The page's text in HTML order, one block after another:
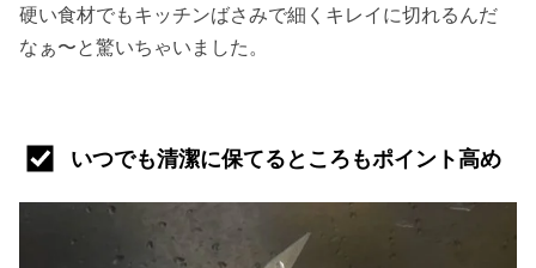
硬い食材でもキッチンばさみで細くキレイに切れるんだ
なぁ〜と驚いちゃいました。
いつでも清潔に保てるところもポイント高め